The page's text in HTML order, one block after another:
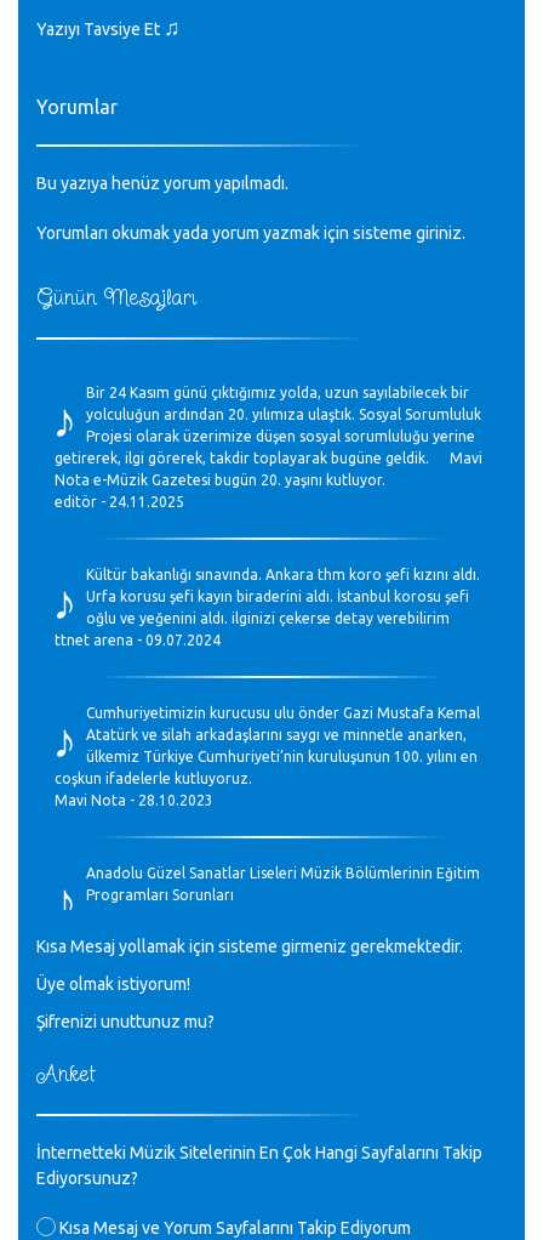
Günün Mesajları
♪
Bir 24 Kasım günü çıktığımız yolda, uzun sayılabilecek bir
yolculuğun ardından 20. yılımıza ulaştık. Sosyal Sorumluluk
Projesi olarak üzerimize düşen sosyal sorumluluğu yerine
getirerek, ilgi görerek, takdir toplayarak bugüne geldik. Mavi
Nota e-Müzik Gazetesi bugün 20. yaşını kutluyor.
editör - 24.11.2025
♪
Kültür bakanlığı sınavında. Ankara thm koro şefi kızını aldı.
Urfa korusu şefi kayın biraderini aldı. İstanbul korosu şefi
oğlu ve yeğenini aldı. ilginizi çekerse detay verebilirim
ttnet arena - 09.07.2024
♪
Cumhuriyetimizin kurucusu ulu önder Gazi Mustafa Kemal
Atatürk ve silah arkadaşlarını saygı ve minnetle anarken,
ülkemiz Türkiye Cumhuriyeti’nin kuruluşunun 100. yılını en
coşkun ifadelerle kutluyoruz.
Mavi Nota - 28.10.2023
♪
Anadolu Güzel Sanatlar Liseleri Müzik Bölümlerinin Eğitim
Programları Sorunları
♪
GEÇMİŞ OLSUN TÜRKİYE!
Mavi Nota - 07.02.2023
♪
30 yıl sonra karşılaşmak çok güzel Kurtuluş, teveccüh
M.Semih Baylan - 08.01.2023
Değerli Müfit hocama en içten sevgi saygılarımı iletin
Kısa Mesaj yollamak için sisteme girmeniz gerekmektedir.
Üye olmak istiyorum!
Şifrenizi unuttunuz mu?
Anket
İnternetteki Müzik Sitelerinin En Çok Hangi Sayfalarını Takip
Ediyorsunuz?
Kısa Mesaj ve Yorum Sayfalarını Takip Ediyorum
Yazıyı Tavsiye Et ♫
Yorumlar
Bu yazıya henüz yorum yapılmadı.
Yorumları okumak yada yorum yazmak için sisteme giriniz.